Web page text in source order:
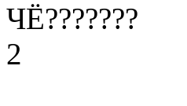
ЧЁ???????
2